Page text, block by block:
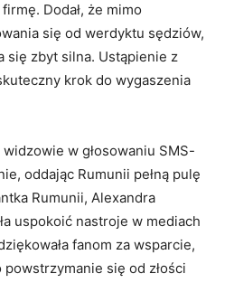
Dodał, że mimo
się od werdyktu sędziów,
się zbyt silna. Ustąpienie z
krok do wygaszenia
w głosowaniu SMS-
oddając Rumunii pełną pulę
Rumunii, Alexandra
uspokoić nastroje w mediach
fanom za wsparcie,
się od złości